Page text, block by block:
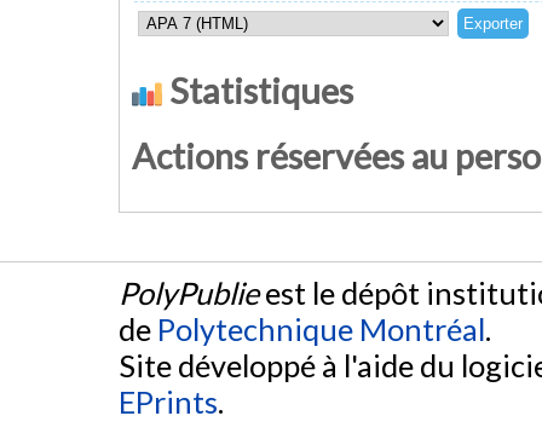
Statistiques
Actions réservées au
PolyPublieest le dépôt
de Polytechnique Montréal.
Site développé à l'aide du
EPrints.